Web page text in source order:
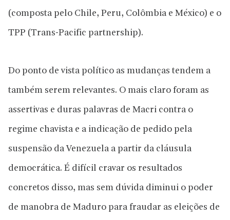
(composta pelo Chile, Peru, Colômbia e México) e o
TPP (Trans-Pacific partnership).
Do ponto de vista político as mudanças tendem a
também serem relevantes. O mais claro foram as
assertivas e duras palavras de Macri contra o
regime chavista e a indicação de pedido pela
suspensão da Venezuela a partir da cláusula
democrática. É difícil cravar os resultados
concretos disso, mas sem dúvida diminui o poder
de manobra de Maduro para fraudar as eleições de